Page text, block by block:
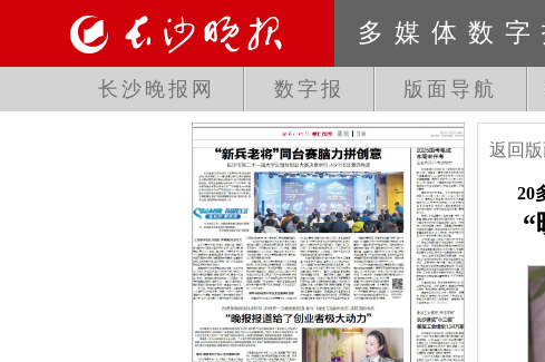
多媒体数字
长沙晚报网 数字报 版面导航
返回
20
“